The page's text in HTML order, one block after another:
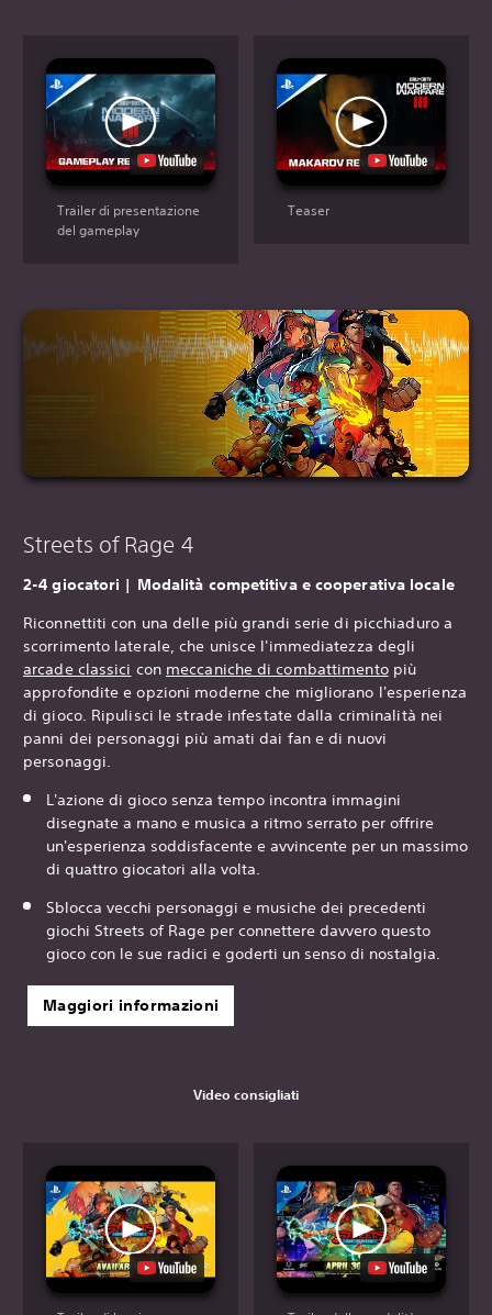
Trailer di presentazione
del gameplay
Teaser
Streets of Rage 4
‎2-4 giocatori | Modalità competitiva e cooperativa locale
Riconnettiti con una delle più grandi serie di picchiaduro a
scorrimento laterale, che unisce l'immediatezza degli
arcade classici con meccaniche di combattimentopiù
approfondite e opzioni moderne che migliorano l'esperienza
di gioco. Ripulisci le strade infestate dalla criminalità nei
panni dei personaggi più amati dai fan e di nuovi
personaggi.
L'azione di gioco senza tempo incontra immagini
disegnate a mano e musica a ritmo serrato per offrire
un'esperienza soddisfacente e avvincente per un massimo
di quattro giocatori alla volta.
Sblocca vecchi personaggi e musiche dei precedenti
giochi Streets of Rage per connettere davvero questo
gioco con le sue radici e goderti un senso di nostalgia.
Maggiori informazioni
Video consigliati